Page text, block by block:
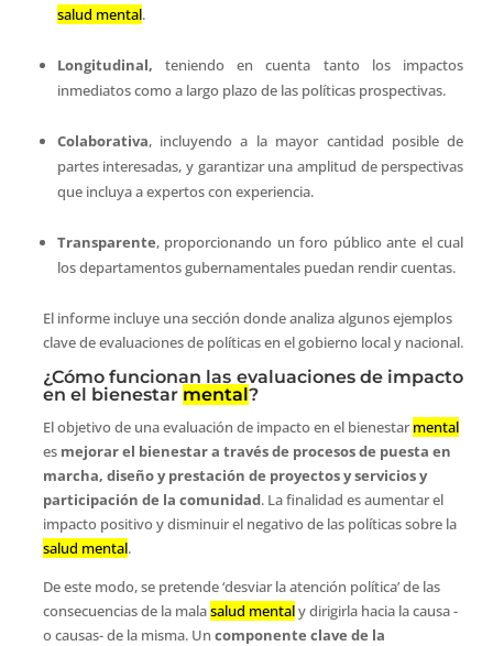
salud mental.
Longitudinal, teniendo en cuenta tanto los impactos
inmediatos como a largo plazo de las políticas prospectivas.
Colaborativa, incluyendo a la mayor cantidad posible de
partes interesadas, y garantizar una amplitud de perspectivas
que incluya a expertos con experiencia.
Transparente, proporcionando un foro público ante el cual
los departamentos gubernamentales puedan rendir cuentas.
El informe incluye una sección donde analiza algunos ejemplos
clave de evaluaciones de políticas en el gobierno local y nacional.
¿Cómo funcionan las evaluaciones de impacto
en el bienestar mental?
El objetivo de una evaluación de impacto en el bienestarmental
es mejorar el bienestar a través de procesos de puesta en
marcha, diseño y prestación de proyectos y servicios y
participación de la comunidad. La finalidad es aumentar el
impacto positivo y disminuir el negativo de las políticas sobre la
salud mental.
De este modo, se pretende ‘desviar la atención política’ de las
consecuencias de la malasalud mentaly dirigirla hacia la causa -
o causas- de la misma. Un componente clave de la